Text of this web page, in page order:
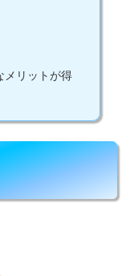
メリットが得